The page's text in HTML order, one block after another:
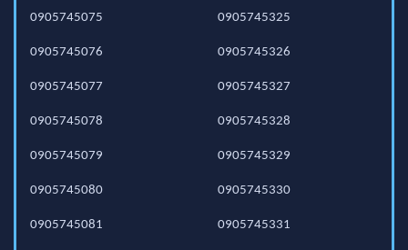
0905745075
0905745076
0905745077
0905745078
0905745079
0905745080
0905745081
0905745325
0905745326
0905745327
0905745328
0905745329
0905745330
0905745331